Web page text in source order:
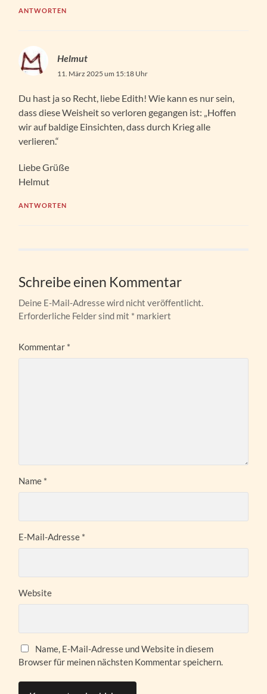
ANTWORTEN
Helmut
11. März 2025 um 15:18 Uhr
Du hast ja so Recht, liebe Edith! Wie kann es nur sein,
dass diese Weisheit so verloren gegangen ist: „Hoffen
wir auf baldige Einsichten, dass durch Krieg alle
verlieren.“
Liebe Grüße
Helmut
ANTWORTEN
Schreibe einen Kommentar
Deine E-Mail-Adresse wird nicht veröffentlicht.
Erforderliche Felder sind mit * markiert
Kommentar *
Name *
E-Mail-Adresse *
Website
Name, E-Mail-Adresse und Website in diesem
Browser für meinen nächsten Kommentar speichern.